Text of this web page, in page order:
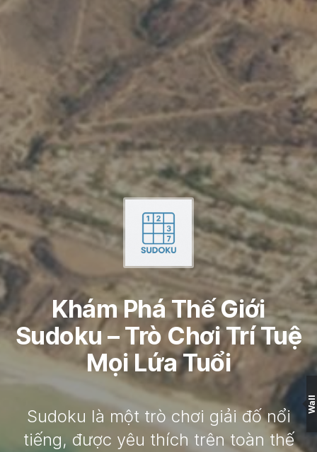
Khám Phá Thế Giới
Sudoku – Trò Chơi Trí Tuệ
Mọi Lứa Tuổi
Sudoku là một trò chơi giải đố nổi
tiếng, được yêu thích trên toàn thế
Wall